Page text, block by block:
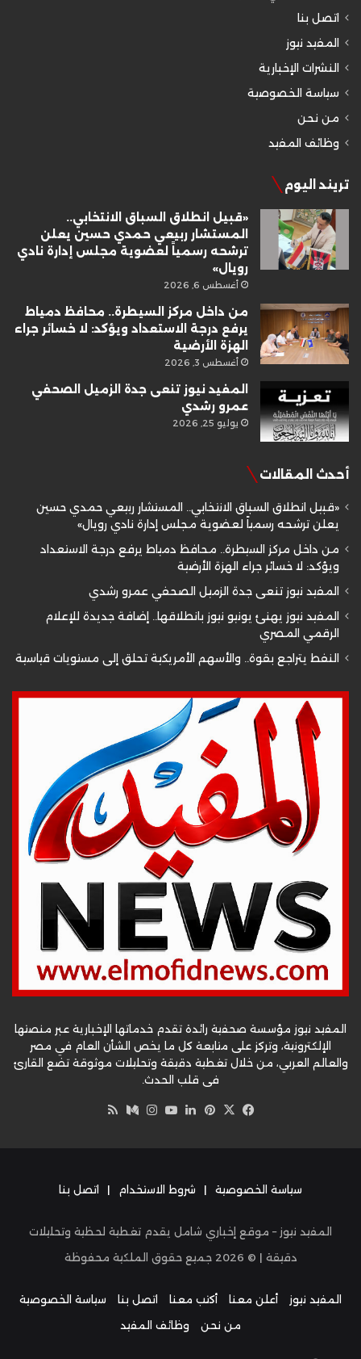
اتصل بنا
المفيد نيوز
النشرات الإخبارية
سياسة الخصوصية
من نحن
وظائف المفيد
تريند اليوم
«قبيل انطلاق السباق الانتخابي..
المستشار ربيعي حمدي حسين يعلن
ترشحه رسمياً لعضوية مجلس إدارة نادي
رويال»
أغسطس 6, 2026
من داخل مركز السيطرة.. محافظ دمياط
يرفع درجة الاستعداد ويؤكد: لا خسائر جراء
الهزة الأرضية
أغسطس 3, 2026
المفيد نيوز تنعى جدة الزميل الصحفي
عمرو رشدي
يوليو 25, 2026
أحدث المقالات
«قبيل انطلاق السباق الانتخابي.. المستشار ربيعي حمدي حسين
يعلن ترشحه رسمياً لعضوية مجلس إدارة نادي رويال»
من داخل مركز السيطرة.. محافظ دمياط يرفع درجة الاستعداد
ويؤكد: لا خسائر جراء الهزة الأرضية
المفيد نيوز تنعى جدة الزميل الصحفي عمرو رشدي
المفيد نيوز يهنئ يونيو نيوز بانطلاقها.. إضافة جديدة للإعلام
الرقمي المصري
النفط يتراجع بقوة.. والأسهم الأمريكية تحلق إلى مستويات قياسية
المفيد نيوز مؤسسة صحفية رائدة تقدم خدماتها الإخبارية عبر منصتها
الإلكترونية، وتركز على متابعة كل ما يخص الشأن العام في مصر
والعالم العربي، من خلال تغطية دقيقة وتحليلات موثوقة تضع القارئ
في قلب الحدث.
فيسبوك
‫X بينتيريست
لينكدإن‫YouTube
انستقرام
وسط
سياسة الخصوصية | شروط الاستخدام | اتصل بنا
المفيد نيوز – موقع إخباري شامل يقدم تغطية لحظية وتحليلات
دقيقة | © 2026 جميع حقوق الملكية محفوظة
المفيد نيوز أعلن معنا أكتب معنا اتصل بنا
سياسة الخصوصية
من نحن
وظائف المفيد